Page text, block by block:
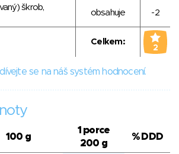
škrob,
obsahuje -2
Celkem:
2
se na náš systém hodnocení.
100 g
1 porce
200 g
% DDD